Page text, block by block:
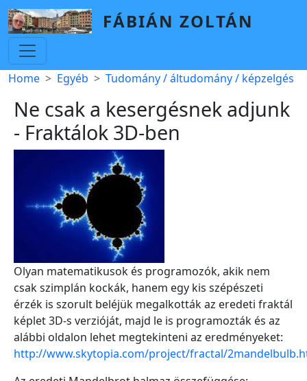
Skip to main content
FÁBIÁN ZOLTÁN
Breadcrumb
Home Egyéb Tudomány / áltudomány / képzelgés
Ne csak a kesergésnek adjunk
- Fraktálok 3D-ben
Olyan matematikusok és programozók, akik nem
csak szimplán kockák, hanem egy kis szépészeti
érzék is szorult beléjük megalkották az eredeti fraktál
képlet 3D-s verzióját, majd le is programozták és az
alábbi oldalon lehet megtekinteni az eredményeket:
http://www.skytopia.com/project/fractal/